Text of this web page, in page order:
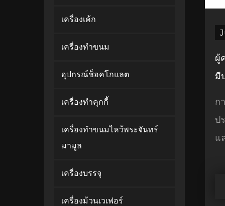
เครื่องเค้ก
เครื่องทำขนม
อุปกรณ์ช็อคโกแลต
เครื่องทำคุกกี้
เครื่องทำขนมไหว้พระจันทร์
มามูล
เครื่องบรรจุ
เครื่องม้วนเวเฟอร์
ผู้
มี
ก
ป
แ